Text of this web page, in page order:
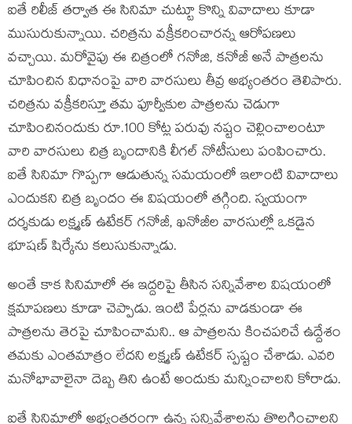
ఐతే రిలీజ్ తర్వాత ఈ సినిమా చుట్టూ కొన్ని వివాదాలు కూడా
ముసురుకున్నాయి. చరిత్రను వక్రీకరించారన్న ఆరోపణలు
వచ్చాయి. మరోవైపు ఈ చిత్రంలో గనోజి, కనోజీ అనే పాత్రలను
చూపించిన విధానంపై వారి వారసులు తీవ్ర అభ్యంతరం తెలిపారు.
చరిత్రను వక్రీకరిస్తూ తమ పూర్వీకుల పాత్రలను చెడుగా
చూపించినందుకు రూ.100 కోట్ల పరువు నష్టం చెల్లించాలంటూ
వారి వారసులు చిత్ర బృందానికి లీగల్ నోటీసులు పంపించారు.
ఐతే సినిమా గొప్పగా ఆడుతున్న సమయంలో ఇలాంటి వివాదాలు
ఎందుకని చిత్ర బృందం ఈ విషయంలో తగ్గింది. స్వయంగా
దర్శకుడు లక్ష్మణ్ ఉటేకర్ గనోజీ, ఖనోజీల వారసుల్లో ఒకడైన
భూషణ్ షిర్కేను కలుసుకున్నాడు.
అంతే కాక సినిమాలో ఈ ఇద్దరిపై తీసిన సన్నివేశాల విషయంలో
క్షమాపణలు కూడా చెప్పాడు. ఇంటి పేర్లను వాడకుండా ఈ
పాత్రలను తెరపై చూపించామని.. ఆ పాత్రలను కించపరిచే ఉద్దేశం
తమకు ఎంతమాత్రం లేదని లక్ష్మణ్ ఉటేకర్ స్పష్టం చేశాడు. ఎవరి
మనోభావాలైనా దెబ్బ తిని ఉంటే అందుకు మన్నించాలని కోరాడు.